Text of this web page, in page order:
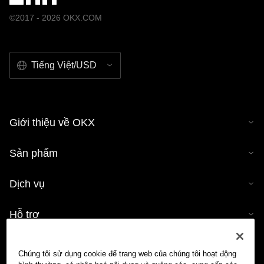
©2017 - 2026 OKX.COM
Tiếng Việt/USD
Giới thiệu về OKX
Sản phẩm
Dịch vụ
Hỗ trợ
Chúng tôi sử dụng cookie để trang web của chúng tôi hoạt động